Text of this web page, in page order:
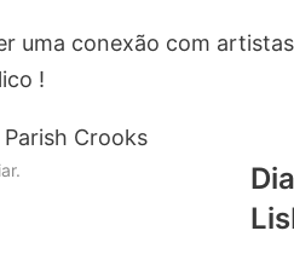
uma conexão com
!